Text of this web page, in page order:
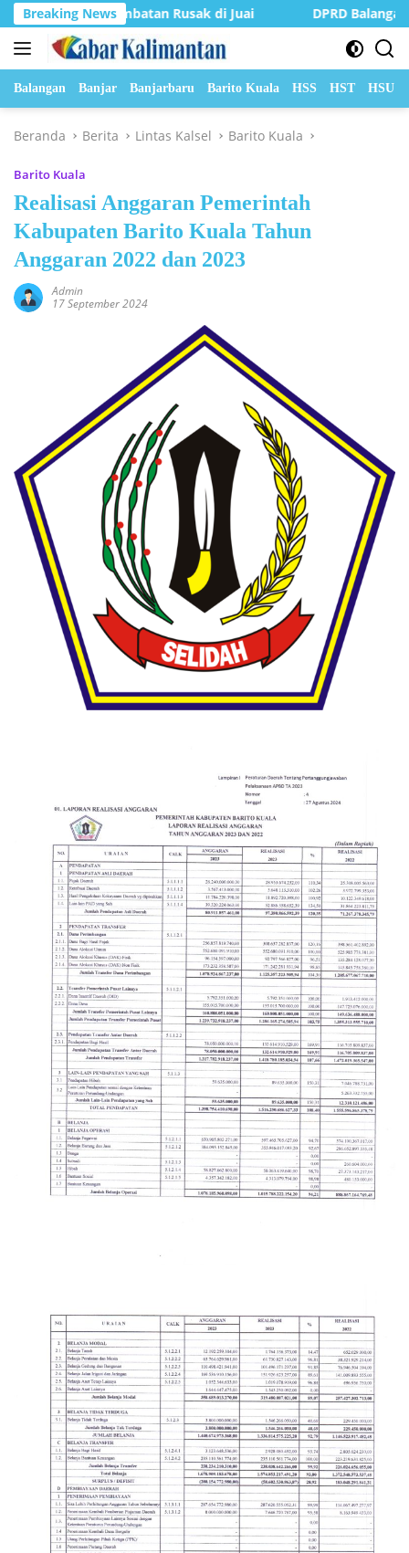
Langsung
ke
konten
Breaking News
Jembatan Rusak di Juai DPRD Balangan Terima
Balangan Banjar Banjarbaru Barito Kuala HSS HST HSU
Beranda Berita Lintas Kalsel Barito Kuala
Barito Kuala
Realisasi Anggaran Pemerintah
Kabupaten Barito Kuala Tahun
Anggaran 2022 dan 2023
Admin
17 September 2024